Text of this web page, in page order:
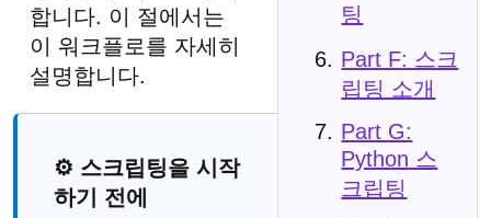
팅
Part F: 스크
립팅 소개
Part G:
Python 스
크립팅
합니다. 이 절에서는
이 워크플로를 자세히
설명합니다.
⚙️ 스크립팅을 시작
하기 전에